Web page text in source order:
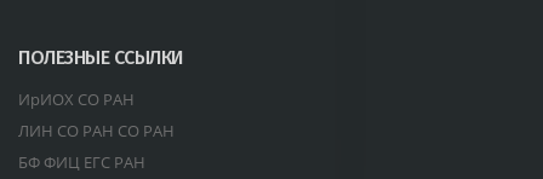
ПОЛЕЗНЫЕ ССЫЛКИ
ИрИОХ СО РАН
ЛИН СО РАН СО РАН
БФ ФИЦ ЕГС РАН